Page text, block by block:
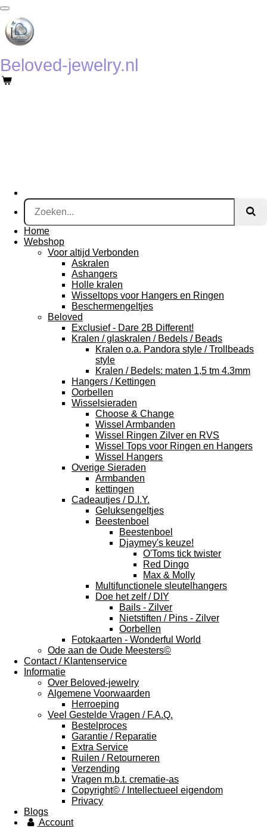
Ga
direct
naar
de
Beloved-jewelry.nl
Home
Webshop
Voor altijd Verbonden
Askralen
Ashangers
Holle kralen
Wisseltops voor Hangers en Ringen
Beschermengeltjes
Beloved
Exclusief - Dare 2B Different!
Kralen / glaskralen / Bedels / Beads
Kralen o.a. Pandora style / Trollbeads
style
Kralen / Bedels: maten 1,5 tm 4.3mm
Hangers / Kettingen
Oorbellen
Wisselsieraden
Choose & Change
Wissel Armbanden
Wissel Ringen Zilver en RVS
Wissel Tops voor Ringen en Hangers
Wissel Hangers
Overige Sieraden
Armbanden
kettingen
Cadeautjes / D.I.Y.
Geluksengeltjes
Beestenboel
Beestenboel
Djaymey's keuze!
O'Toms tick twister
Red Dingo
Max & Molly
Multifunctionele sleutelhangers
Doe het zelf / DIY
Bails - Zilver
Nietstiften / Pins - Zilver
Oorbellen
Fotokaarten - Wonderful World
Ode aan de Oude Meesters©
Contact / Klantenservice
Informatie
Over Beloved-jewelry
Algemene Voorwaarden
Herroeping
Veel Gestelde Vragen / F.A.Q.
Bestelproces
Garantie / Reparatie
Extra Service
Ruilen / Retourneren
Verzending
Vragen m.b.t. crematie-as
Copyright© / Intellectueel eigendom
Privacy
Blogs
Account